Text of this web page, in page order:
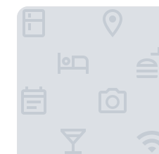
Sofitel Montreal Golden Mile